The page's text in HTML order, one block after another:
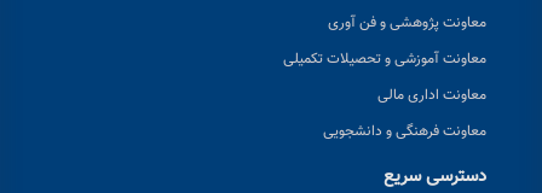
معاونت پژوهشی و فن آوری
معاونت آموزشی و تحصیلات تکمیلی
معاونت اداری مالی
معاونت فرهنگی و دانشجویی
دسترسی سریع